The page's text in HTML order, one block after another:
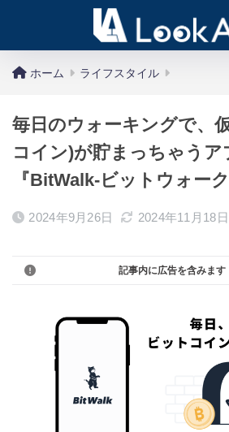
ホーム ライフスタイル
毎日のウォーキングで、
コイン)が貯まっちゃうア
『BitWalk-ビットウォーク
2024年9月26日 2024年11月18日
記事内に広告を含みます